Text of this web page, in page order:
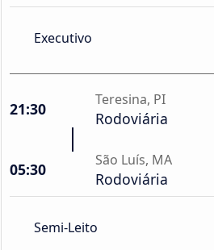
Executivo
21:30 Teresina, PI
Rodoviária
05:30 São Luís, MA
Rodoviária
Semi-Leito